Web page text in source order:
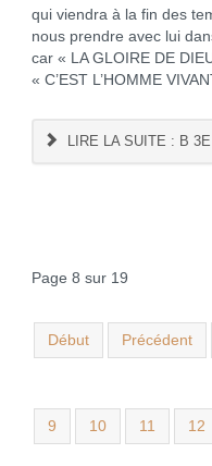
qui viendra à la fin des
nous prendre avec lui
car « LA GLOIRE DE
« C’EST L’HOMME
LIRE LA SUITE : B
Page 8 sur 19
Début Précédent
9 10 11 12